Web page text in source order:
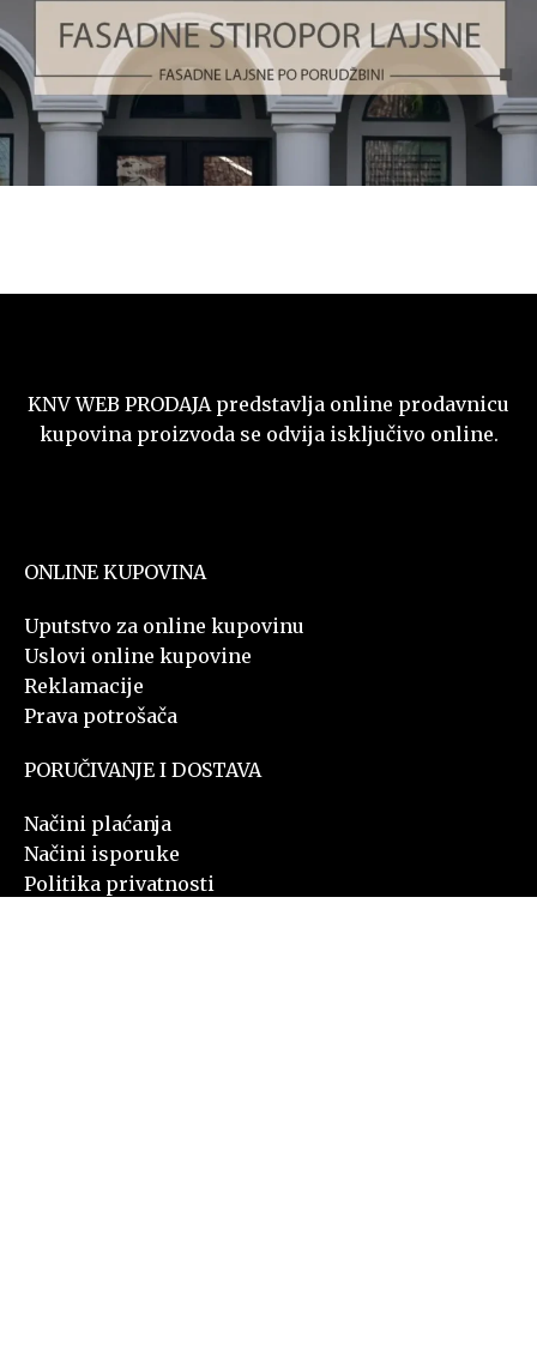
KNV WEB PRODAJA predstavlja online prodavnicu
kupovina proizvoda se odvija isključivo online.
ONLINE KUPOVINA
Uputstvo za online kupovinu
Uslovi online kupovine
Reklamacije
Prava potrošača
PORUČIVANJE I DOSTAVA
Načini plaćanja
Načini isporuke
Politika privatnosti